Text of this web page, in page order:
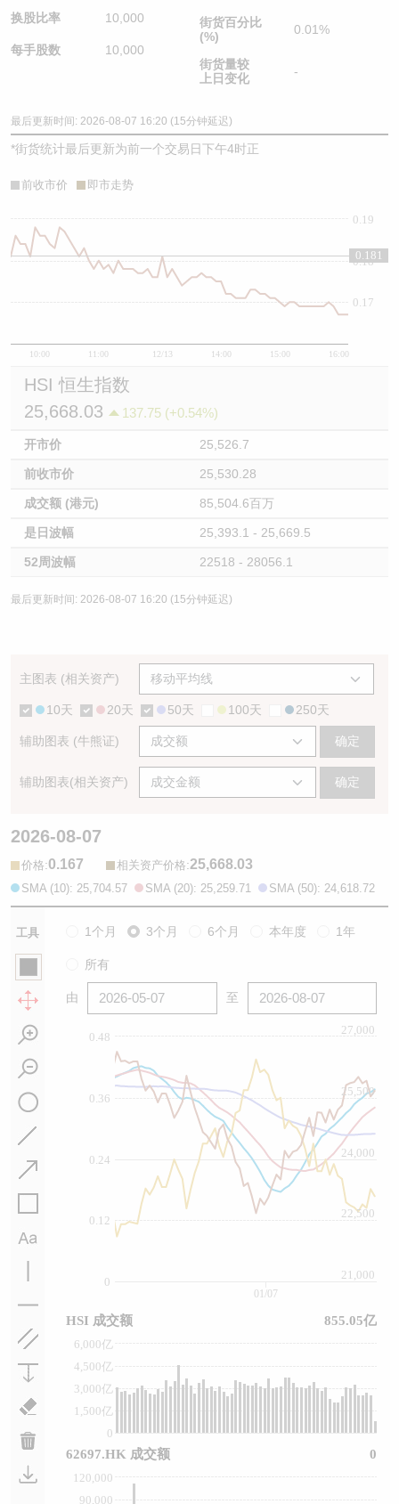
换股比率 10,000
每手股数 10,000
街货百分比
(%)
0.01%
街货量较
上日变化
-
最后更新时间: 2026-08-07 16:20 (15分钟延迟)
*街货统计最后更新为前一个交易日下午4时正
前收市价 即市走势
10:00 11:00 12/13 14:00 15:00 16:00
0.17
0.18
0.19
0.181
HSI 恒生指数
25,668.03
137.75 (+0.54%)
开市价 25,526.7
前收市价 25,530.28
成交额 (港元) 85,504.6百万
是日波幅 25,393.1 - 25,669.5
52周波幅 22518 - 28056.1
最后更新时间: 2026-08-07 16:20 (15分钟延迟)
主图表 (相关资产)
10天 20天 50天 100天 250天
辅助图表 (牛熊证) 确定
辅助图表(相关资产) 确定
2026-08-07
价格:0.167 相关资产价格:25,668.03
SMA (10): 25,704.57 SMA (20): 25,259.71 SMA (50): 24,618.72
工具 1个月 3个月 6个月 本年度 1年
所有
由 至
0
0.12
0.24
0.36
0.48
24,000
21,000
22,500
25,500
27,000
0
1,500亿
3,000亿
4,500亿
6,000亿
90,000
120,000
01/07
HSI 成交额 855.05亿
62697.HK 成交额 0